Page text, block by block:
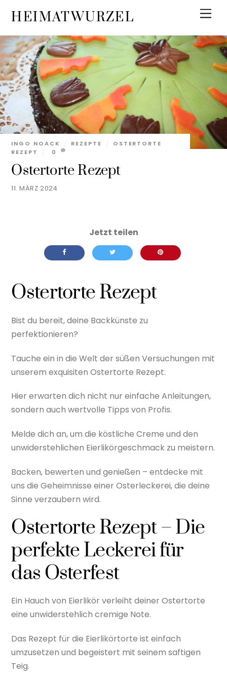
content
HEIMATWURZEL
11. MÄRZ 2024
Ostertorte Rezept
INGO NOACK REZEPTE
OSTERTORTE
REZEPT
0
Ostertorte Rezept
Bist du bereit, deine Backkünste zu
perfektionieren?
Tauche ein in die Welt der süßen Versuchungen mit
unserem exquisiten Ostertorte Rezept.
Hier erwarten dich nicht nur einfache Anleitungen,
sondern auch wertvolle Tipps von Profis.
Melde dich an, um die köstliche Creme und den
unwiderstehlichen Eierlikörgeschmack zu meistern.
Backen, bewerten und genießen – entdecke mit
uns die Geheimnisse einer Osterleckerei, die deine
Sinne verzaubern wird.
Ostertorte Rezept – Die
perfekte Leckerei für
das Osterfest
Ein Hauch von Eierlikör verleiht deiner Ostertorte
eine unwiderstehlich cremige Note.
Das Rezept für die Eierlikörtorte ist einfach
umzusetzen und begeistert mit seinem saftigen
Teig.